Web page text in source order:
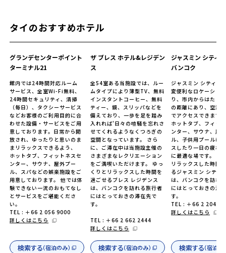
タイのおすすめホテル
グランデセンターポイント
ターミナル21
館内では24時間対応ルーム
サービス、全室Wi-Fi無料、
24時間セキュリティ、清掃
（毎日）、タクシーサービス
などお客様のご利用目的に合
わせた設備・サービスをご用
意しております。日常から開
放され、ゆったりと思いのま
まリラックスできるよう、
ホットタブ、フィットネスセ
ンター、サウナ、屋外プー
ル、スパなどの娯楽施設をご
用意しております。 他では体
験できない一流のおもてなし
とサービスをご堪能くださ
い。
TEL : ＋66 2 056 9000
詳しくはこちら
検索する（宿泊のみ）
ザ ブレス ホテル&レジデン
ス
全54室ある当施設では、ルー
ムタイプにより薄型TV、無料
インスタントコーヒー、無料
ティー、鏡、スリッパなどを
備えており、一歩を足を踏み
入れれば’日々の喧騒を忘れさ
せてくれるようなくつろぎの
空間となっています。 さら
に、ご滞在中は当施設主催の
さまざまなレクリエーション
をご満喫いただけます。 ゆっ
くりとリラックスした時間を
過ごせるブレス レジデンス
は、バンコクを訪れる旅行者
にはとっておきの滞在先で
す。
TEL : ＋66 2 662 2444
詳しくはこちら
検索する（宿泊のみ）
ジャスミン シティ
バンコク
ジャスミン シティ ホ
変便利なロケーショ
り、市内からはたっ
の距離にあり、空港
でアクセスできます
ホットタブ、フィッ
ンター、サウナ、屋
ル、子供用プールは
スしたり一日の疲れ
に最適な場です。 ゆ
リラックスした時間
るジャスミン シティ
は、バンコクを訪れ
にはとっておきの滞
す。
TEL : ＋66 2 204
詳しくはこちら
検索する（宿泊の